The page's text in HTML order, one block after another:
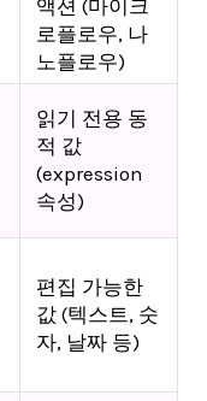
액션 (마이크
로플로우, 나
노플로우)
읽기 전용 동
적 값
(expression
속성)
편집 가능한
값 (텍스트, 숫
자, 날짜 등)